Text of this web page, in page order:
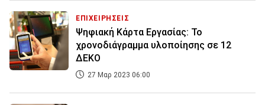
ΕΠΙΧΕΙΡΗΣΕΙΣ
Ψηφιακή Κάρτα Εργασίας: Το
χρονοδιάγραμμα υλοποίησης σε 12
ΔΕΚΟ
27 Μαρ 2023 06:00